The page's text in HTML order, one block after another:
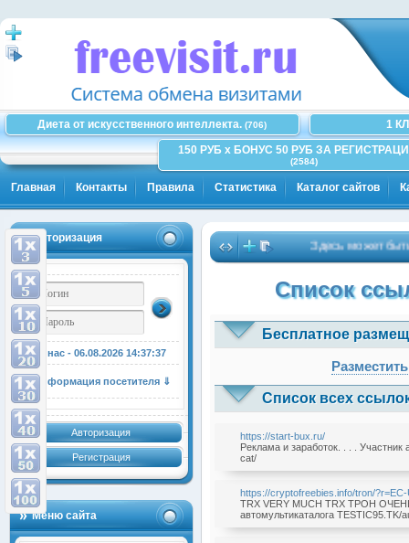
Диета от искусственного интеллекта. (706)
1
150 РУБ x БОНУС 50 РУБ ЗА
(2584)
Главная Контакты Правила Статистика Каталог сайтов
Авторизация
У нас - 06.08.2026 14:37:37
Информация посетителя ⇓
Авторизация
Регистрация
Меню сайта
Здесь может быть
Список
Бесплатное
Список всех
https://start-bux.ru/
Реклама и заработок. . . . Участник
cat/
https://cryptofreebies.info/tron/
TRX VERY MUCH TRX ТРОН
автомультикаталога TESTIC95.TK/